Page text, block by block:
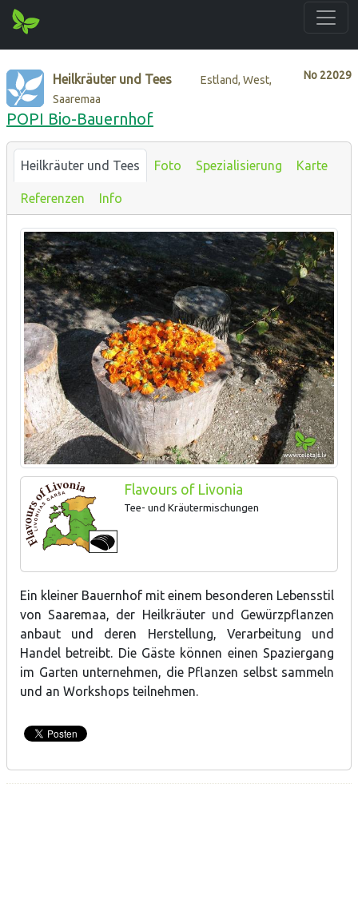
No 22029
Heilkräuter und Tees
Estland, West,
Saaremaa
POPI Bio-Bauernhof
Heilkräuter und Tees Foto Spezialisierung Karte
Referenzen Info
Flavours of Livonia
Tee- und Kräutermischungen
Ein kleiner Bauernhof mit einem besonderen Lebensstil
von Saaremaa, der Heilkräuter und Gewürzpflanzen
anbaut und deren Herstellung, Verarbeitung und
Handel betreibt. Die Gäste können einen Spaziergang
im Garten unternehmen, die Pflanzen selbst sammeln
und an Workshops teilnehmen.